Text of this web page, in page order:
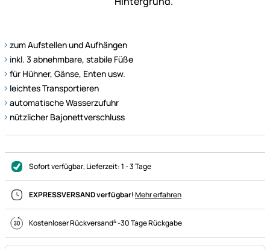
zum Aufstellen und Aufhängen
inkl. 3 abnehmbare, stabile Füße
für Hühner, Gänse, Enten usw.
leichtes Transportieren
automatische Wasserzufuhr
nützlicher Bajonettverschluss
Sofort verfügbar, Lieferzeit:1 - 3 Tage
EXPRESSVERSAND verfügbar!Mehr erfahren
Kostenloser Rückversand4-30 Tage Rückgabe